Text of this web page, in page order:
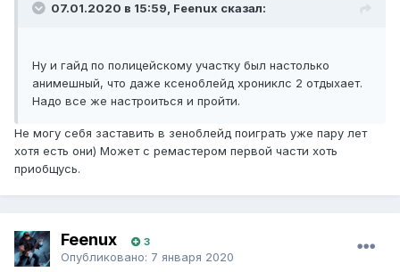
07.01.2020 в 15:59, Feenux сказал:
Ну и гайд по полицейскому участку был настолько
анимешный, что даже ксеноблейд хрониклс 2 отдыхает.
Надо все же настроиться и пройти.
Не могу себя заставить в зеноблейд поиграть уже пару лет
хотя есть они) Может с ремастером первой части хоть
приобщусь.
Feenux 3
Опубликовано: 7 января 2020